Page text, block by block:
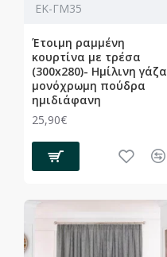
ΕΚ-ΓΜ35
Έτοιμη ραμμένη
κουρτίνα με τρέσα
(300x280)- Ημίλινη γάζα
μονόχρωμη πούδρα
ημιδιάφανη
25,90€